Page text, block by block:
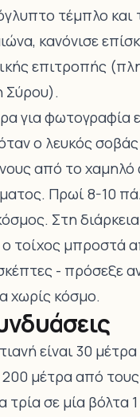
τέμπλο και
κανόνισε
επιτροπής
Σύρου).
για φωτογραφία
ο λευκός σοβάς
από το
Πρωί 8-10
Στη
τοίχος μπροστά
- πρόσεξε
χωρίς κόσμο.
είναι 30
200 μέτρα από
τρία σε μία βόλτα